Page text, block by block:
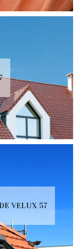
VELUX 57